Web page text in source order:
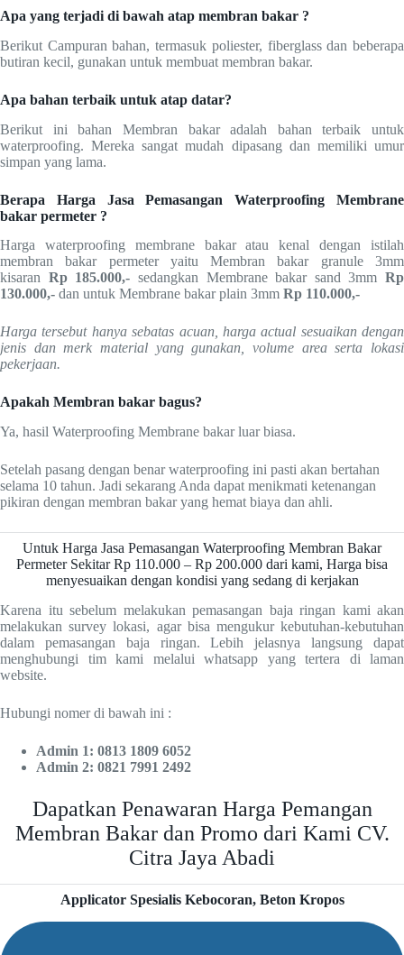
Apa yang terjadi di bawah atap membran bakar ?
Berikut Campuran bahan, termasuk poliester, fiberglass dan beberapa
butiran kecil, gunakan untuk membuat membran bakar.
Apa bahan terbaik untuk atap datar?
Berikut ini bahan Membran bakar adalah bahan terbaik untuk
waterproofing. Mereka sangat mudah dipasang dan memiliki umur
simpan yang lama.
Berapa Harga Jasa Pemasangan Waterproofing Membrane
bakar permeter ?
Harga waterproofing membrane bakar atau kenal dengan istilah
membran bakar permeter yaitu Membran bakar granule 3mm
kisaran Rp 185.000,- sedangkan Membrane bakar sand 3mm Rp
130.000,- dan untuk Membrane bakar plain 3mm Rp 110.000,-
Harga tersebut hanya sebatas acuan, harga actual sesuaikan dengan
jenis dan merk material yang gunakan, volume area serta lokasi
pekerjaan.
Apakah Membran bakar bagus?
Ya, hasil Waterproofing Membrane bakar luar biasa.
Setelah pasang dengan benar waterproofing ini pasti akan bertahan
selama 10 tahun. Jadi sekarang Anda dapat menikmati ketenangan
pikiran dengan membran bakar yang hemat biaya dan ahli.
Untuk Harga Jasa Pemasangan Waterproofing Membran Bakar
Permeter Sekitar Rp 110.000 – Rp 200.000 dari kami, Harga bisa
menyesuaikan dengan kondisi yang sedang di kerjakan
Karena itu sebelum melakukan pemasangan baja ringan kami akan
melakukan survey lokasi, agar bisa mengukur kebutuhan-kebutuhan
dalam pemasangan baja ringan. Lebih jelasnya langsung dapat
menghubungi tim kami melalui whatsapp yang tertera di laman
website.
Hubungi nomer di bawah ini :
Admin 1: 0813 1809 6052
Admin 2: 0821 7991 2492
Dapatkan Penawaran Harga Pemangan
Membran Bakar dan Promo dari Kami CV.
Citra Jaya Abadi
Applicator Spesialis Kebocoran, Beton Kropos